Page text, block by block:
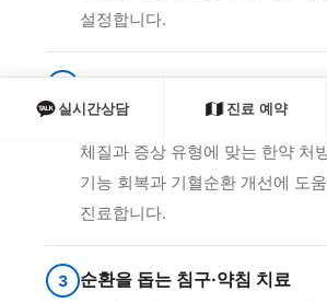
실시간상담 진료 예약
설정합니다.
비위 기능 저하, 간기 울결 등 깊은
체질과 증상 유형에 맞는 한약 처
기능 회복과 기혈순환 개선에 도
진료합니다.
3 순환을 돕는 침구·약침 치료